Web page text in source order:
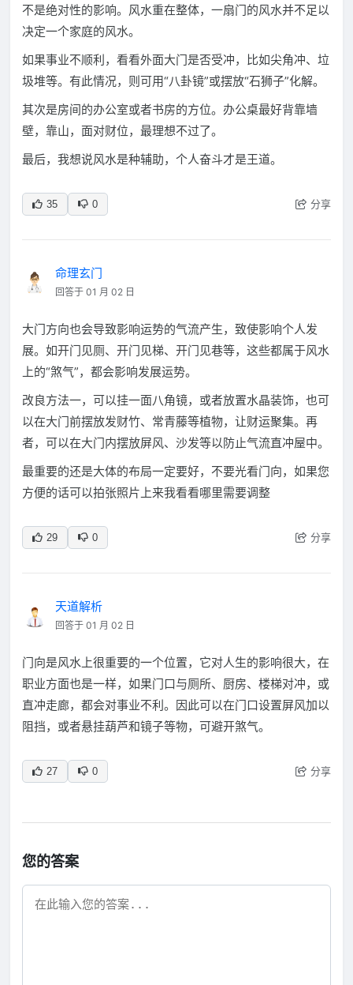
不是绝对性的影响。风水重在整体，一扇门的风水并不足以
决定一个家庭的风水。
如果事业不顺利，看看外面大门是否受冲，比如尖角冲、垃
圾堆等。有此情况，则可用“八卦镜”或摆放“石狮子”化解。
其次是房间的办公室或者书房的方位。办公桌最好背靠墙
壁，靠山，面对财位，最理想不过了。
最后，我想说风水是种辅助，个人奋斗才是王道。
35 0 分享
命理玄门
回答于 01 月 02 日
大门方向也会导致影响运势的气流产生，致使影响个人发
展。如开门见厕、开门见梯、开门见巷等，这些都属于风水
上的“煞气”，都会影响发展运势。
改良方法一，可以挂一面八角镜，或者放置水晶装饰，也可
以在大门前摆放发财竹、常青藤等植物，让财运聚集。再
者，可以在大门内摆放屏风、沙发等以防止气流直冲屋中。
最重要的还是大体的布局一定要好，不要光看门向，如果您
方便的话可以拍张照片上来我看看哪里需要调整
29 0 分享
天道解析
回答于 01 月 02 日
门向是风水上很重要的一个位置，它对人生的影响很大，在
职业方面也是一样，如果门口与厕所、厨房、楼梯对冲，或
直冲走廊，都会对事业不利。因此可以在门口设置屏风加以
阻挡，或者悬挂葫芦和镜子等物，可避开煞气。
27 0 分享
您的答案